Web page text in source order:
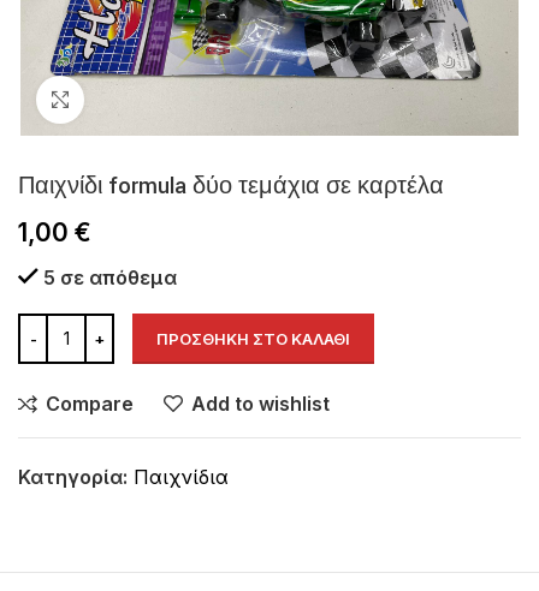
Παιχνίδι formula δύο τεμάχια σε καρτέλα
1,00 €
5 σε απόθεμα
ΠΡΟΣΘΉΚΗ ΣΤΟ ΚΑΛΆΘΙ
Compare Add to wishlist
Κατηγορία: Παιχνίδια